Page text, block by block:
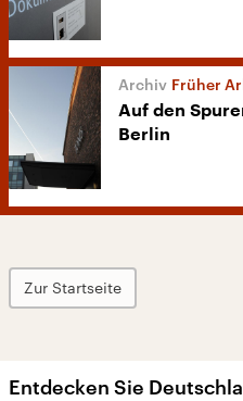
Früher
Auf den
Berlin
Zur Startseite
Entdecken Sie